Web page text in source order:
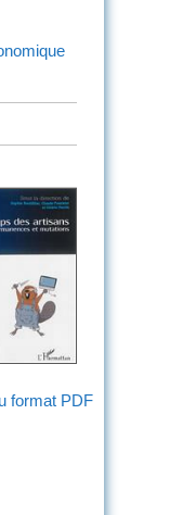
format PDF